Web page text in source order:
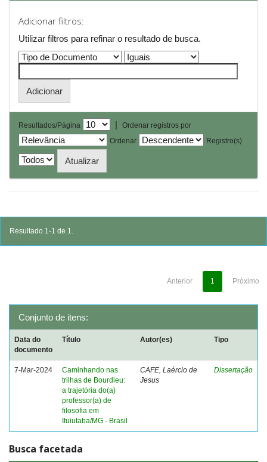
Adicionar filtros:
Utilizar filtros para refinar o resultado de busca.
Resultados/Página |
Ordenar registros por
Ordenar
Registro(s)
Resultado 1-1 de 1.
Anterior 1 Próximo
Conjunto de itens:
Data do
documento
Título Autor(es) Tipo
7-Mar-2024
Caminhando nas
trilhas de Bourdieu:
a trajetória do(a)
professor(a) de
filosofia em
Ituiutaba/MG - Brasil
CAFE, Laércio de
Jesus
Dissertação
Busca facetada